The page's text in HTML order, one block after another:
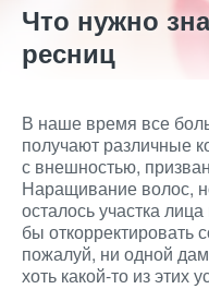
Что нужно
ресниц
В наше время все
получают различные
с внешностью,
Наращивание волос,
осталось участка
бы откорректировать
пожалуй, ни одной
хоть какой-то из этих